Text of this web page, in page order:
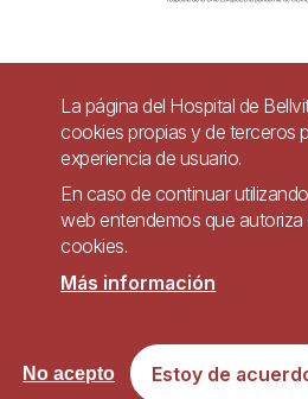
Pie
página
Contacto
Accesibilidad
Política de Privacidad de
Sitio web accesible de conformidad con el
septiembre, sobre accesibilidad de los
dispositivos móviles del
La página del Hospital de
cookies propias y de terceros
experiencia de usuario.
En caso de continuar
web entendemos que autoriza
cookies.
Más información
Estoy de
No acepto